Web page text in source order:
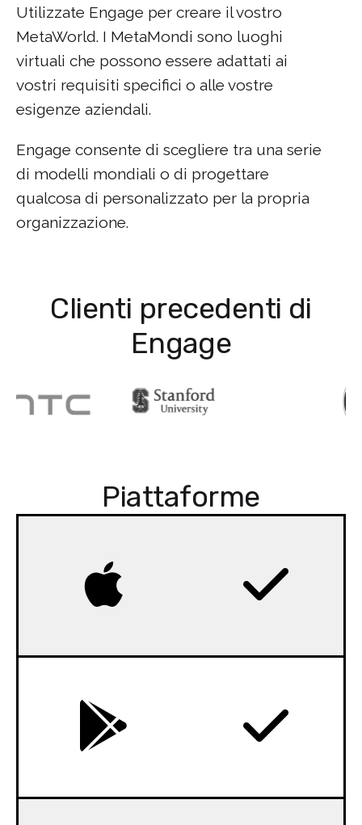
Utilizzate Engage per creare il vostro
MetaWorld. I MetaMondi sono luoghi
virtuali che possono essere adattati ai
vostri requisiti specifici o alle vostre
esigenze aziendali.
Engage consente di scegliere tra una serie
di modelli mondiali o di progettare
qualcosa di personalizzato per la propria
organizzazione.
Clienti precedenti di
Engage
Piattaforme